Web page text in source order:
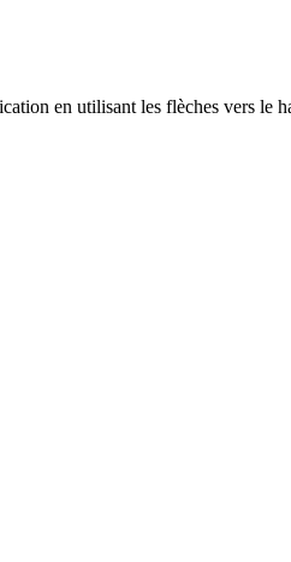
en utilisant les flèches vers le